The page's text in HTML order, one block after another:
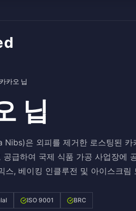
카카오 닙
닙
Nibs)은 외피를 제거한 로스팅된
공급하여 국제 식품 가공 사업장에
스, 베이킹 인클루전 및 아이스크림
ISO 9001 BRC